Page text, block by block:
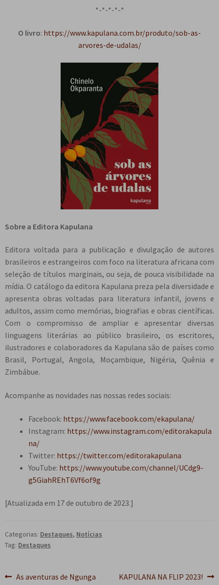
*-*-*-*-*
O livro: https://www.kapulana.com.br/produto/sob-as-
arvores-de-udalas/
Sobre a Editora Kapulana
Editora voltada para a publicação e divulgação de autores
brasileiros e estrangeiros com foco na literatura africana com
seleção de títulos marginais, ou seja, de pouca visibilidade na
mídia. O catálogo da editora Kapulana preza pela diversidade e
apresenta obras voltadas para literatura infantil, jovens e
adultos, assim como memórias, biografias e obras científicas.
Com o compromisso de ampliar e apresentar diversas
linguagens literárias ao público brasileiro, os escritores,
ilustradores e colaboradores da Kapulana são de países como
Brasil, Portugal, Angola, Moçambique, Nigéria, Quênia e
Zimbábue.
Acompanhe as novidades nas nossas redes sociais:
Facebook: https://www.facebook.com/ekapulana/
Instagram: https://www.instagram.com/editorakapula
na/
Twitter: https://twitter.com/editorakapulana
YouTube: https://www.youtube.com/channel/UCdg9-
g5GiahREhT6Vf6of9g
[Atualizada em 17 de outubro de 2023.]
Categorias: Destaques, Notícias
Tag: Destaques
Navegação
Post
As aventuras de Ngunga
Próximo
KAPULANA NA FLIP 2023!